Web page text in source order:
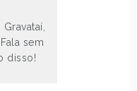
sem
disso!